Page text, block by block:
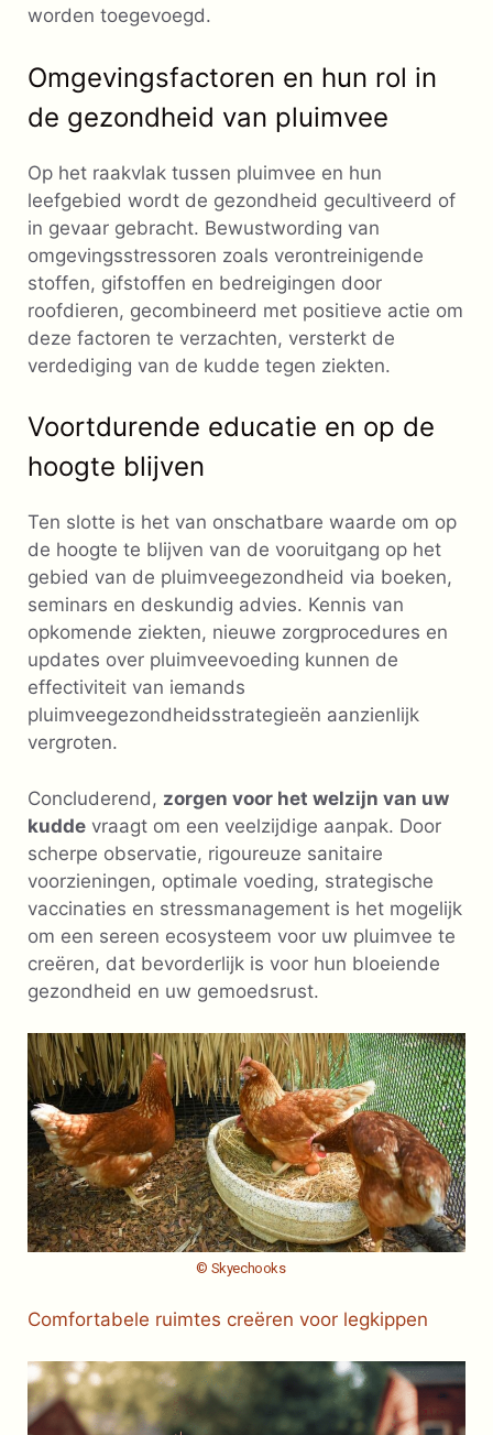
worden toegevoegd.
Omgevingsfactoren en hun rol in
de gezondheid van pluimvee
Op het raakvlak tussen pluimvee en hun
leefgebied wordt de gezondheid gecultiveerd of
in gevaar gebracht. Bewustwording van
omgevingsstressoren zoals verontreinigende
stoffen, gifstoffen en bedreigingen door
roofdieren, gecombineerd met positieve actie om
deze factoren te verzachten, versterkt de
verdediging van de kudde tegen ziekten.
Voortdurende educatie en op de
hoogte blijven
Ten slotte is het van onschatbare waarde om op
de hoogte te blijven van de vooruitgang op het
gebied van de pluimveegezondheid via boeken,
seminars en deskundig advies. Kennis van
opkomende ziekten, nieuwe zorgprocedures en
updates over pluimveevoeding kunnen de
effectiviteit van iemands
pluimveegezondheidsstrategieën aanzienlijk
vergroten.
Concluderend, zorgen voor het welzijn van uw
kudde vraagt ​​om een ​​veelzijdige aanpak. Door
scherpe observatie, rigoureuze sanitaire
voorzieningen, optimale voeding, strategische
vaccinaties en stressmanagement is het mogelijk
om een ​​sereen ecosysteem voor uw pluimvee te
creëren, dat bevorderlijk is voor hun bloeiende
gezondheid en uw gemoedsrust.
© Skyechooks
Comfortabele ruimtes creëren voor legkippen